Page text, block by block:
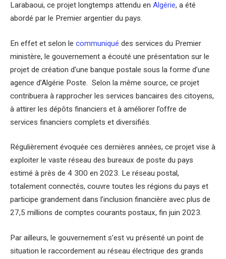
Larabaoui, ce projet longtemps attendu en Algérie, a été
abordé par le Premier argentier du pays.
En effet et selon le communiqué des services du Premier
ministère, le gouvernement a écouté une présentation sur le
projet de création d’une banque postale sous la forme d’une
agence d’Algérie Poste. Selon la même source, ce projet
contribuera à rapprocher les services bancaires des citoyens,
à attirer les dépôts financiers et à améliorer l’offre de
services financiers complets et diversifiés.
Régulièrement évoquée ces dernières années, ce projet vise à
exploiter le vaste réseau des bureaux de poste du pays
estimé à près de 4 300 en 2023. Le réseau postal,
totalement connectés, couvre toutes les régions du pays et
participe grandement dans l’inclusion financière avec plus de
27,5 millions de comptes courants postaux, fin juin 2023.
Par ailleurs, le gouvernement s’est vu présenté un point de
situation le raccordement au réseau électrique des grands